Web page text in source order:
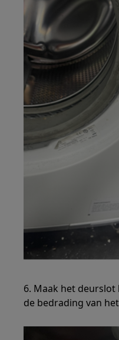
6. Maak het deurslot
de bedrading van